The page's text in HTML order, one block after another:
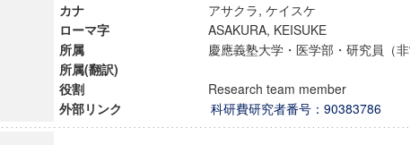
カナ
アサクラ, ケイスケ
ローマ字
ASAKURA, KEISUKE
所属
慶應義塾大学・医学部・研究員
所属(翻訳)
役割
Research team member
外部リンク
科研費研究者番号：90383786